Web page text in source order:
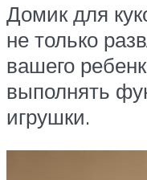
Домик для
не только
вашего
выполнять
игрушки.